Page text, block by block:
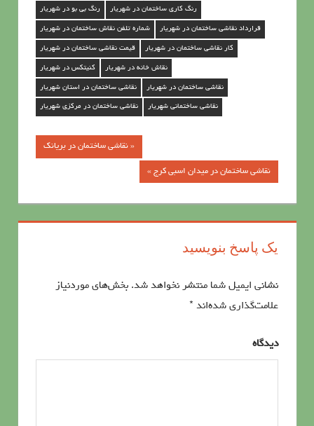
رنگ بی بو در شهریار رنگ کاری ساختمان در شهریار
شماره تلفن نقاش ساختمان در شهریار قرارداد نقاشی ساختمان در شهریار
قیمت نقاشی ساختمان در شهریار کار نقاشی ساختمان در شهریار
کنیتکس در شهریار نقاش خانه در شهریار
نقاشی ساختمان در استان شهریار نقاشی ساختمان در شهریار
نقاشی ساختمان در مرکزی شهریار نقاشی ساختمانی شهریار
راهبری
« نقاشی ساختمان در بریانک
نقاشی ساختمان در میدان اسبی کرج »
یک پاسخ بنویسید
نشانی ایمیل شما منتشر نخواهد شد. بخش‌های موردنیاز
علامت‌گذاری شده‌اند *
دیدگاه